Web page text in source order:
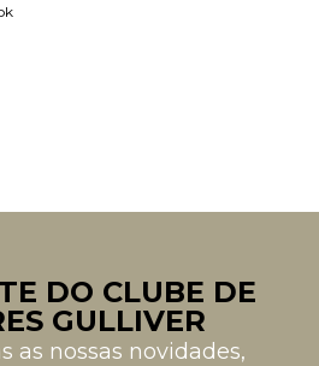
DO CLUBE DE
GULLIVER
as nossas novidades,